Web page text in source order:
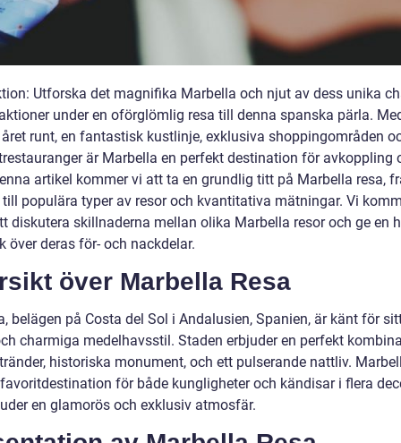
Utforska det magnifika Marbella och njut av dess unika
under en oförglömlig resa till denna spanska pärla.
runt, en fantastisk kustlinje, exklusiva shoppingområden
är Marbella en perfekt destination för avkoppling
artikel kommer vi att ta en grundlig titt på Marbella resa,
populära typer av resor och kvantitativa mätningar. Vi
diskutera skillnaderna mellan olika Marbella resor och ge en
över deras för- och nackdelar.
över Marbella Resa
belägen på Costa del Sol i Andalusien, Spanien, är känt för
charmiga medelhavsstil. Staden erbjuder en perfekt
historiska monument, och ett pulserande nattliv.
för både kungligheter och kändisar i flera
en glamorös och exklusiv atmosfär.